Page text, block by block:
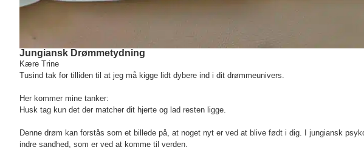
Jungiansk Drømmetydning
Kære Trine
Tusind tak for tilliden til at jeg må kigge lidt dybere ind i dit drømmeunivers.
Her kommer mine tanker:
Husk tag kun det der matcher dit hjerte og lad resten ligge.
Denne drøm kan forstås som et billede på, at noget nyt er ved at blive født i dig. I jungiansk
indre sandhed, som er ved at komme til verden.